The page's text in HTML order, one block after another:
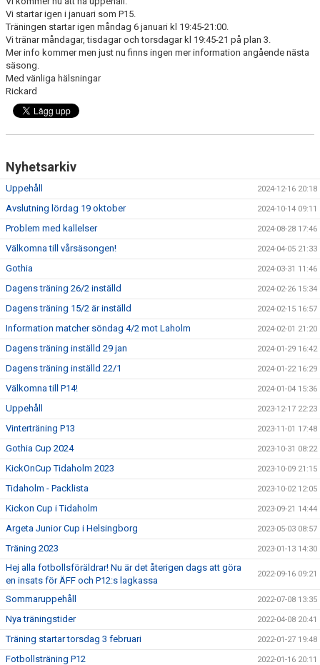
Vi startar igen i januari som P15.
Träningen startar igen måndag 6 januari kl 19:45-21:00.
Vi tränar måndagar, tisdagar och torsdagar kl 19:45-21 på plan 3.
Mer info kommer men just nu finns ingen mer information angående nästa
säsong.
Med vänliga hälsningar
Rickard
Nyhetsarkiv
Uppehåll 2024-12-16 20:18
Avslutning lördag 19 oktober 2024-10-14 09:11
Problem med kallelser 2024-08-28 17:46
Välkomna till vårsäsongen! 2024-04-05 21:33
Gothia 2024-03-31 11:46
Dagens träning 26/2 inställd 2024-02-26 15:34
Dagens träning 15/2 är inställd 2024-02-15 16:57
Information matcher söndag 4/2 mot Laholm 2024-02-01 21:20
Dagens träning inställd 29 jan 2024-01-29 16:42
Dagens träning inställd 22/1 2024-01-22 16:29
Välkomna till P14! 2024-01-04 15:36
Uppehåll 2023-12-17 22:23
Vinterträning P13 2023-11-01 17:48
Gothia Cup 2024 2023-10-31 08:22
KickOnCup Tidaholm 2023 2023-10-09 21:15
Tidaholm - Packlista 2023-10-02 12:05
Kickon Cup i Tidaholm 2023-09-21 14:44
Argeta Junior Cup i Helsingborg 2023-05-03 08:57
Träning 2023 2023-01-13 14:30
Hej alla fotbollsföräldrar! Nu är det återigen dags att göra
en insats för ÄFF och P12:s lagkassa
2022-09-16 09:21
Sommaruppehåll 2022-07-08 13:35
Nya träningstider 2022-04-08 20:41
Träning startar torsdag 3 februari 2022-01-27 19:48
Fotbollsträning P12 2022-01-16 20:11